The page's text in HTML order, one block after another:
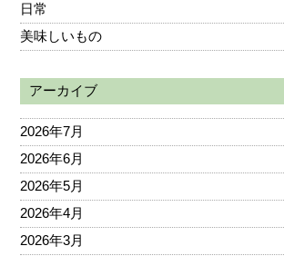
日常
美味しいもの
アーカイブ
2026年7月
2026年6月
2026年5月
2026年4月
2026年3月